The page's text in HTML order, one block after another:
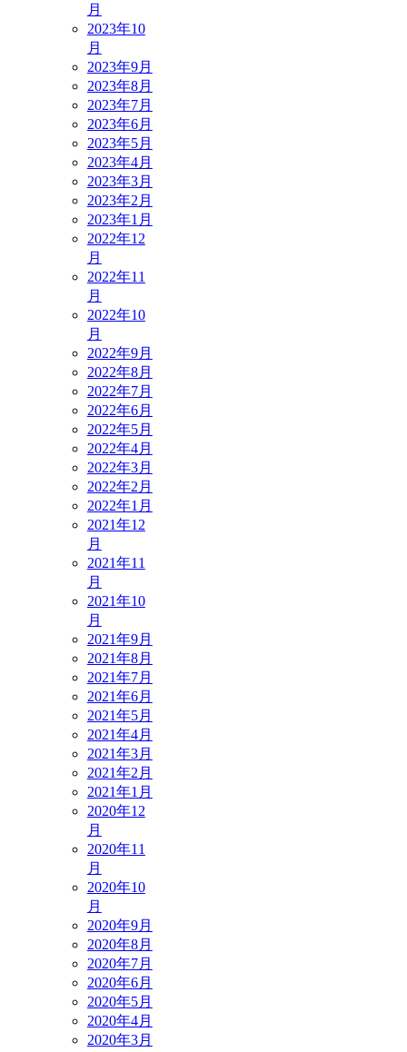
月
2023年10
月
2023年9月
2023年8月
2023年7月
2023年6月
2023年5月
2023年4月
2023年3月
2023年2月
2023年1月
2022年12
月
2022年11
月
2022年10
月
2022年9月
2022年8月
2022年7月
2022年6月
2022年5月
2022年4月
2022年3月
2022年2月
2022年1月
2021年12
月
2021年11
月
2021年10
月
2021年9月
2021年8月
2021年7月
2021年6月
2021年5月
2021年4月
2021年3月
2021年2月
2021年1月
2020年12
月
2020年11
月
2020年10
月
2020年9月
2020年8月
2020年7月
2020年6月
2020年5月
2020年4月
2020年3月